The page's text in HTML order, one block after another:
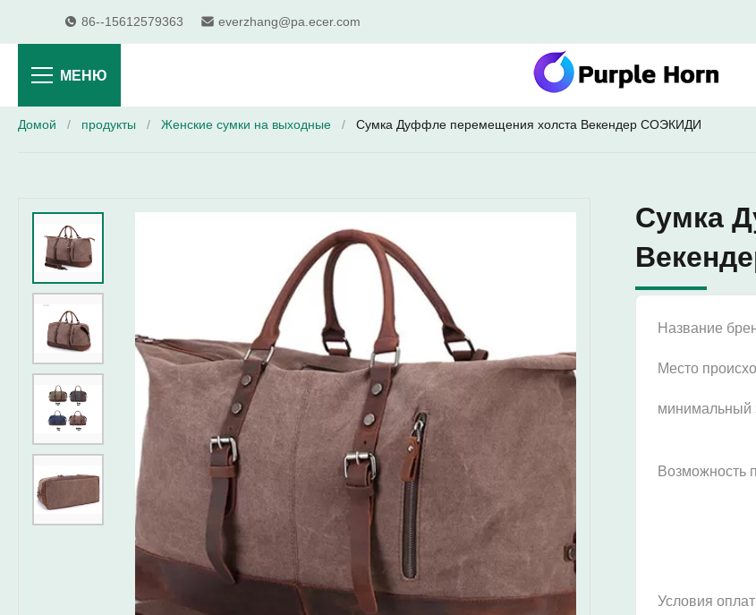
86--15612579363 everzhang@pa.ecer.com
МЕНЮ
Домой / продукты / Женские сумки на выходные / Сумка Дуффле перемещения холста Векендер СОЭКИДИ
Сумка
Название
Место
минимальный
Возможность
Условия